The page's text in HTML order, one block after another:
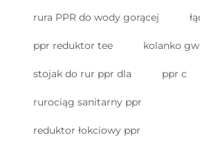
rura PPR do wody gorącej
ppr reduktor tee kolanko
stojak do rur ppr dla ppr c
rurociąg sanitarny ppr
reduktor łokciowy ppr